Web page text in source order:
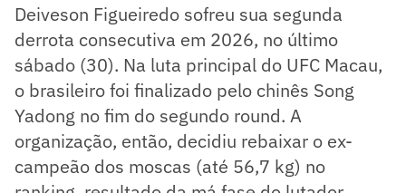
Deiveson Figueiredo sofreu sua segunda
derrota consecutiva em 2026, no último
sábado (30). Na luta principal do UFC Macau,
o brasileiro foi finalizado pelo chinês Song
Yadong no fim do segundo round. A
organização, então, decidiu rebaixar o ex-
campeão dos moscas (até 56,7 kg) no